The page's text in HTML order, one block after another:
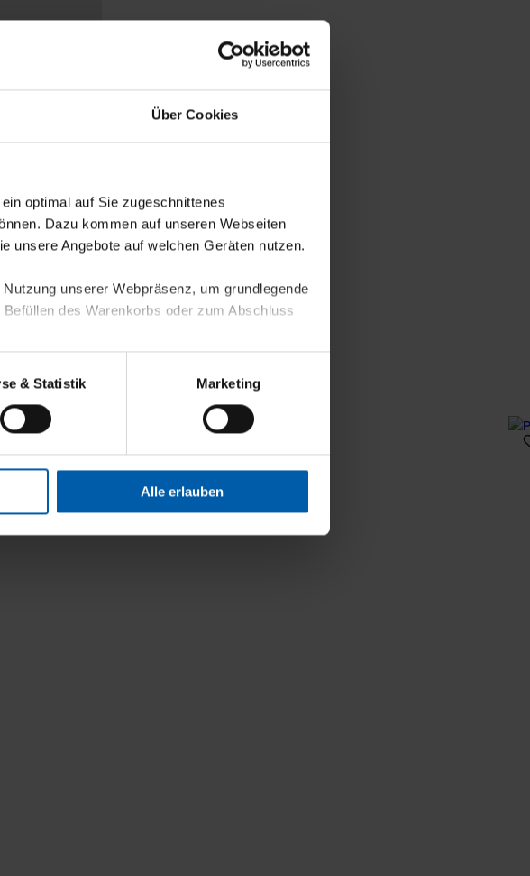
Über Cookies
optimal auf Sie zugeschnittenes
Dazu kommen auf unseren Webseiten
unsere Angebote auf welchen Geräten nutzen.
unserer Webpräsenz, um grundlegende
des Warenkorbs oder zum Abschluss
Ihres Nutzerverhaltens und Ihres Profils
unserer Webpräsenz speichern wir
Form an Dritte wie etwa unsere
für Ihr personalisiertes Einkaufserlebnis
Cookies selbst festlegen, die Sie erlauben
& Statistik Marketing
Alle erlauben